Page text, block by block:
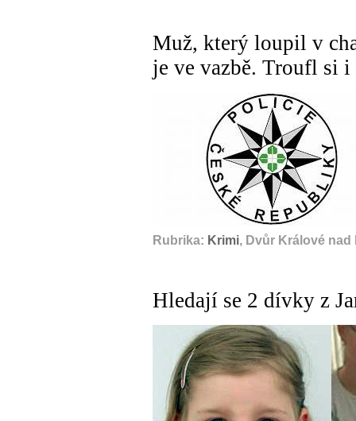
Muž, který loupil v
je ve vazbě. Troufl si i
Rubrika: Krimi, Dvůr Králové nad
Hledají se 2 dívky z